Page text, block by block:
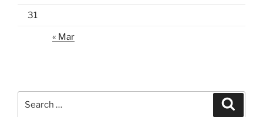
31
« Mar